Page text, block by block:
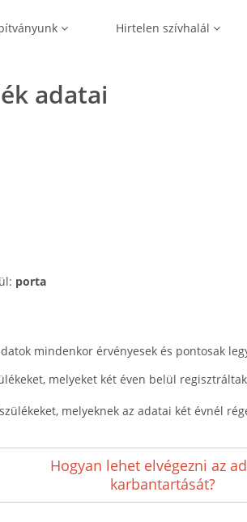
Hirtelen szívhalál
adatai
porta
mindenkor érvényesek és pontosak
melyeket két éven belül
melyeknek az adatai két évnél
Hogyan lehet elvégezni az
karbantartását?